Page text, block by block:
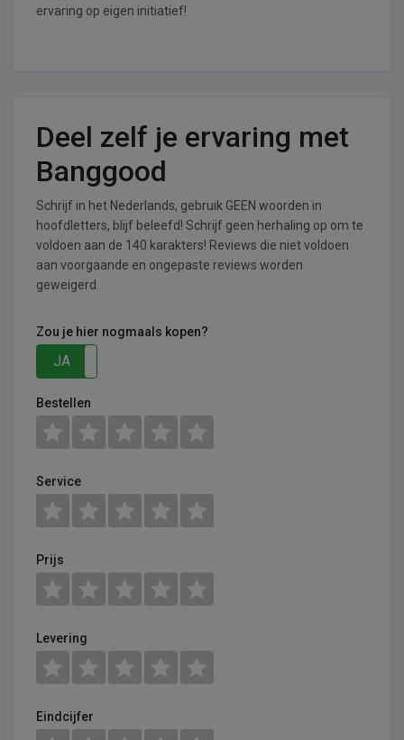
ervaring op eigen initiatief!
Deel zelf je ervaring met
Banggood
Schrijf in het Nederlands, gebruik GEEN woorden in
hoofdletters, blijf beleefd! Schrijf geen herhaling op om te
voldoen aan de 140 karakters! Reviews die niet voldoen
aan voorgaande en ongepaste reviews worden
geweigerd.
Zou je hier nogmaals kopen?
JA
Bestellen
Service
Prijs
Levering
Eindcijfer